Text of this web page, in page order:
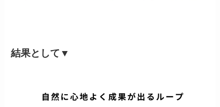
結果として ▼